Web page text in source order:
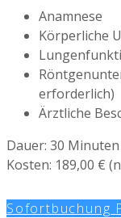
Anamnese
Körperliche
erforderlich)
Ärztliche
Dauer: 30 Minuten
Kosten: 189,00 €
Sofortbuchung